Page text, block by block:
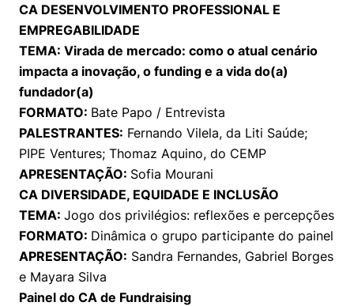
CA DESENVOLVIMENTO PROFESSIONAL E
EMPREGABILIDADE
TEMA: Virada de mercado: como o atual cenário
impacta a inovação, o funding e a vida do(a)
fundador(a)
FORMATO: Bate Papo / Entrevista
PALESTRANTES: Fernando Vilela, da Liti Saúde;
PIPE Ventures; Thomaz Aquino, do CEMP
APRESENTAÇÃO: Sofia Mourani
CA DIVERSIDADE, EQUIDADE E INCLUSÃO
TEMA: Jogo dos privilégios: reflexões e percepções
FORMATO: Dinâmica o grupo participante do painel
APRESENTAÇÃO: Sandra Fernandes, Gabriel Borges
e Mayara Silva
Painel do CA de Fundraising